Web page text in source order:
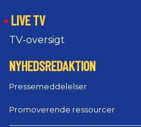
LIVE TV
TV-oversigt
NYHEDSREDAKTION
Pressemeddelelser
Promoverende ressourcer